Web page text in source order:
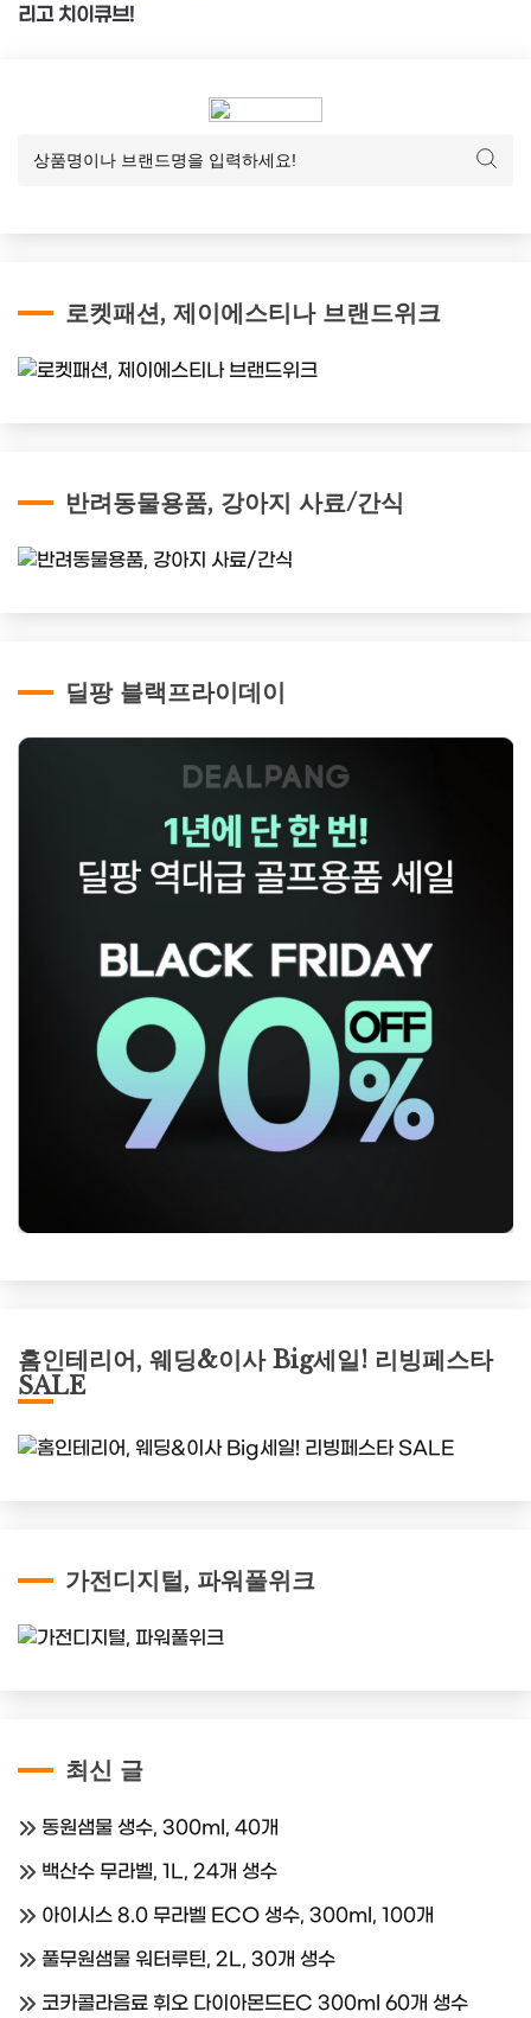
색
리고 치이큐브!
로켓패션, 제이에스티나 브랜드위크
반려동물용품, 강아지 사료/간식
딜팡 블랙프라이데이
홈인테리어, 웨딩&이사 Big세일! 리빙페스타
SALE
가전디지털, 파워풀위크
최신 글
동원샘물 생수, 300ml, 40개
백산수 무라벨, 1L, 24개 생수
아이시스 8.0 무라벨 ECO 생수, 300ml, 100개
풀무원샘물 워터루틴, 2L, 30개 생수
코카콜라음료 휘오 다이아몬드EC 300ml 60개 생수